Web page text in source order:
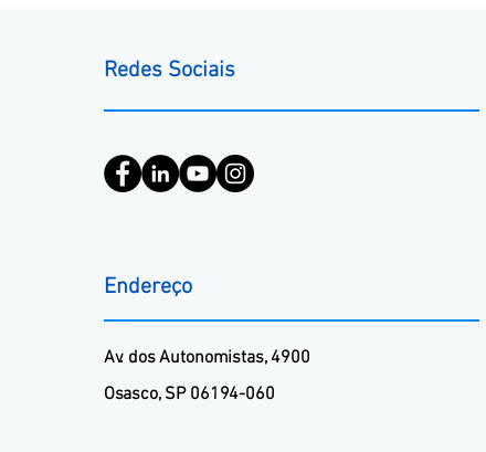
Redes Sociais
Endereço
​Av. dos Autonomistas, 4900
Osasco, SP 06194-060